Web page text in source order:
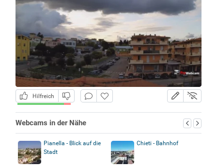
Hilfreich
Webcams in der Nähe
Pianella - Blick auf die
Stadt
Chieti - Bahnhof